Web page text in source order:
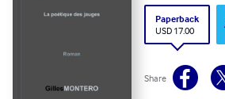
Paperback
USD 17.00
Share